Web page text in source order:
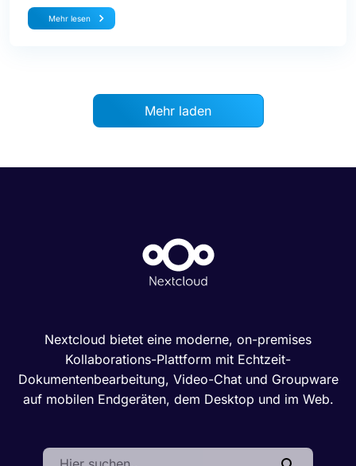
Mehr lesen
Mehr laden
Nextcloud bietet eine moderne, on-premises
Kollaborations-Plattform mit Echtzeit-
Dokumentenbearbeitung, Video-Chat und Groupware
auf mobilen Endgeräten, dem Desktop und im Web.
Search: